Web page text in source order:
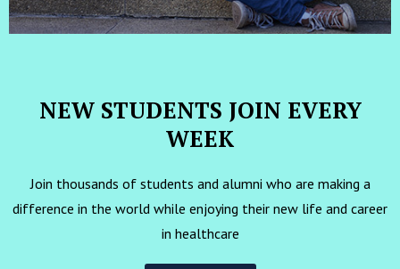
NEW STUDENTS JOIN EVERY
WEEK
Join thousands of students and alumni who are making a
difference in the world while enjoying their new life and career
in healthcare